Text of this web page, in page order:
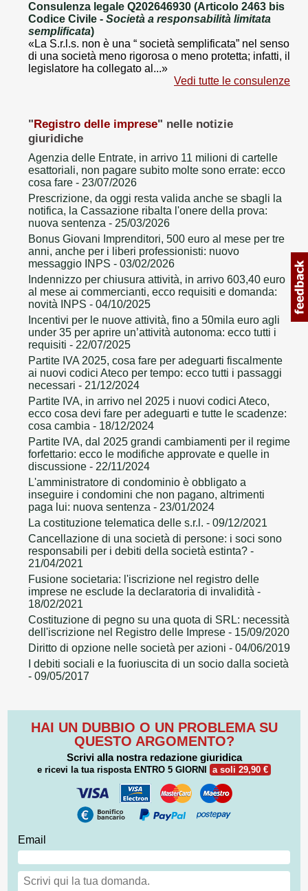
Consulenza legale Q202646930 (Articolo 2463 bis
Codice Civile - Società a responsabilità limitata
semplificata)
«La S.r.l.s. non è una “ società semplificata” nel senso
di una società meno rigorosa o meno protetta; infatti, il
legislatore ha collegato al...»
Vedi tutte le consulenze
"Registro delle imprese" nelle notizie
giuridiche
Agenzia delle Entrate, in arrivo 11 milioni di cartelle
esattoriali, non pagare subito molte sono errate: ecco
cosa fare - 23/07/2026
Prescrizione, da oggi resta valida anche se sbagli la
notifica, la Cassazione ribalta l'onere della prova:
nuova sentenza - 25/03/2026
Bonus Giovani Imprenditori, 500 euro al mese per tre
anni, anche per i liberi professionisti: nuovo
messaggio INPS - 03/02/2026
Indennizzo per chiusura attività, in arrivo 603,40 euro
al mese ai commercianti, ecco requisiti e domanda:
novità INPS - 04/10/2025
Incentivi per le nuove attività, fino a 50mila euro agli
under 35 per aprire un’attività autonoma: ecco tutti i
requisiti - 22/07/2025
Partite IVA 2025, cosa fare per adeguarti fiscalmente
ai nuovi codici Ateco per tempo: ecco tutti i passaggi
necessari - 21/12/2024
Partite IVA, in arrivo nel 2025 i nuovi codici Ateco,
ecco cosa devi fare per adeguarti e tutte le scadenze:
cosa cambia - 18/12/2024
Partite IVA, dal 2025 grandi cambiamenti per il regime
forfettario: ecco le modifiche approvate e quelle in
discussione - 22/11/2024
L'amministratore di condominio è obbligato a
inseguire i condomini che non pagano, altrimenti
paga lui: nuova sentenza - 23/01/2024
La costituzione telematica delle s.r.l. - 09/12/2021
Cancellazione di una società di persone: i soci sono
responsabili per i debiti della società estinta? -
21/04/2021
Fusione societaria: l'iscrizione nel registro delle
imprese ne esclude la declaratoria di invalidità -
18/02/2021
Costituzione di pegno su una quota di SRL: necessità
dell'iscrizione nel Registro delle Imprese - 15/09/2020
Diritto di opzione nelle società per azioni - 04/06/2019
I debiti sociali e la fuoriuscita di un socio dalla società
- 09/05/2017
HAI UN DUBBIO O UN PROBLEMA SU
QUESTO ARGOMENTO?
Scrivi alla nostra redazione giuridica
e ricevi la tua risposta ENTRO 5 GIORNI a soli 29,90 €
Email